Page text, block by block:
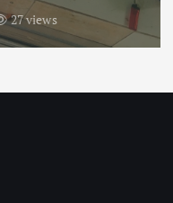
27 views